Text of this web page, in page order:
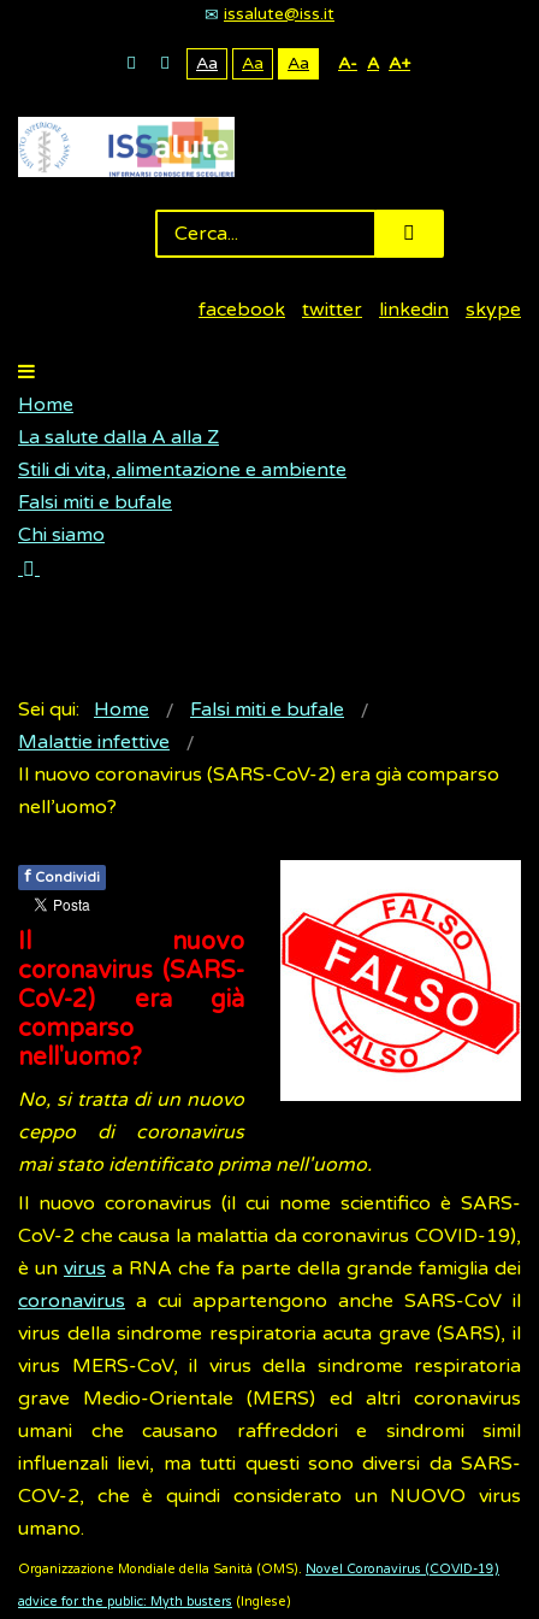
issalute@iss.it
Aa Aa Aa A- A A+
facebook twitter linkedin skype
Home
La salute dalla A alla Z
Stili di vita, alimentazione e ambiente
Falsi miti e bufale
Chi siamo
Sei qui: Home
Falsi miti e bufale
Malattie infettive
Il nuovo coronavirus (SARS-CoV-2) era già comparso
nell’uomo?
f Condividi
Il nuovo
coronavirus (SARS-
CoV-2) era già
comparso
nell'uomo?
No, si tratta di un nuovo
ceppo di coronavirus
mai stato identificato prima nell'uomo.
Il nuovo coronavirus (il cui nome scientifico è SARS-
CoV-2 che causa la malattia da coronavirus COVID-19),
è un virus a RNA che fa parte della grande famiglia dei
coronavirus a cui appartengono anche SARS-CoV il
virus della sindrome respiratoria acuta grave (SARS), il
virus MERS-CoV, il virus della sindrome respiratoria
grave Medio-Orientale (MERS) ed altri coronavirus
umani che causano raffreddori e sindromi simil
influenzali lievi, ma tutti questi sono diversi da SARS-
COV-2, che è quindi considerato un NUOVO virus
umano.
Organizzazione Mondiale della Sanità (OMS). Novel Coronavirus (COVID-19)
advice for the public: Myth busters (Inglese)